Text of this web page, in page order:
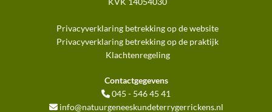
Privacyverklaring betrekking op de website
Privacyverklaring betrekking op de praktijk
Klachtenregeling
Contactgegevens
 045 - 546 45 41
 info@natuurgeneeskundeterrygerrickens.nl